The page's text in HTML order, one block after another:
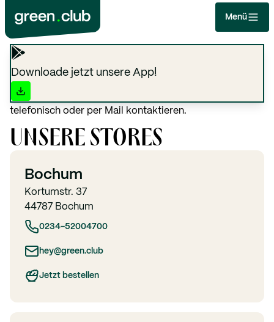
Menü
KONTAKT
Du hast Fragen zu deiner Bestellung oder möchtest
etwas reklamieren? Dann kannst du uns gerne
telefonisch oder per Mail kontaktieren.
UNSERE STORES
Bochum
Kortumstr. 37
44787 Bochum
0234-52004700
hey@green.club
Jetzt bestellen
Downloade jetzt unsere App!